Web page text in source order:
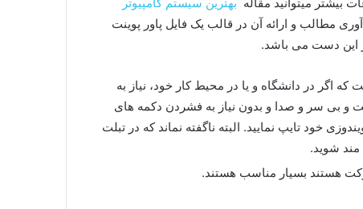
مطالب و ارائه آن در قالب یک فایل پاور پوینت
این دست می باشد.
اگر در دانشگاه و یا در محیط کار خود، نیاز به
و بی سر و صدا و بدون نیاز به فشردن دکمه های
خود تایپ نمایید. البته ناگفته نماند که در تبلت
مند شوید.
هستند بسیار مناسب هستند.